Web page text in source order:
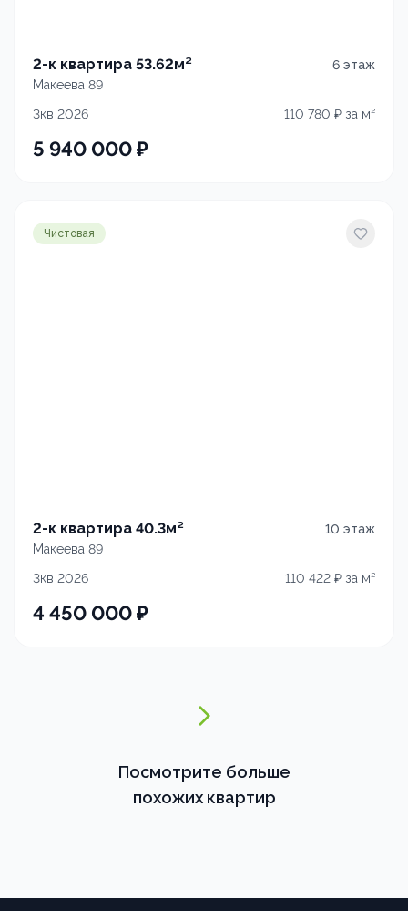
2-к квартира 53.62м² 6 этаж
Макеева 89
3кв 2026
110 780 ₽ за м²
5 940 000₽
Чистовая
2-к квартира 40.3м² 10 этаж
Макеева 89
3кв 2026
110 422 ₽ за м²
4 450 000₽
Посмотрите больше
похожих квартир